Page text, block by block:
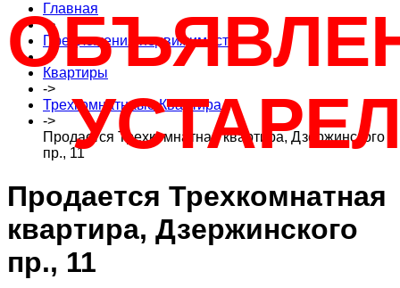
Главная
->
Предложения недвижимости
->
Квартиры
->
Трехкомнатнаые Квартира
->
Продается Трехкомнатная квартира, Дзержинского
пр., 11
Продается Трехкомнатная
квартира, Дзержинского
пр., 11